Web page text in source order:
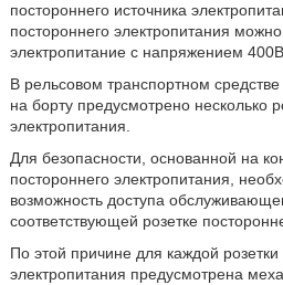
постороннего источника
постороннего электропитания
электропитание с напряжением 400В.
В рельсовом транспортном
на борту предусмотрено несколько
электропитания.
Для безопасности, основанной на
постороннего электропитания,
возможность доступа
соответствующей розетке
По этой причине для каждой розетки
электропитания предусмотрена